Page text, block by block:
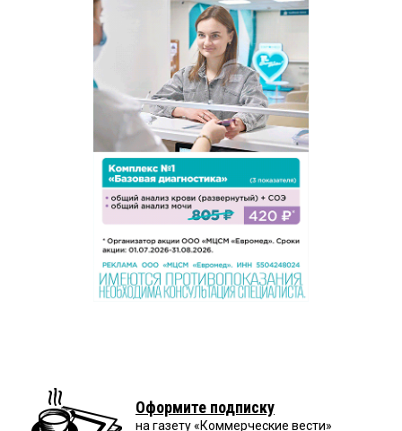
Оформите подписку
на газету «Коммерческие вести»